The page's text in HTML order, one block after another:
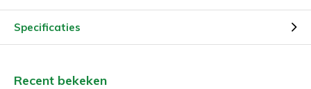
Specificaties
Recent bekeken